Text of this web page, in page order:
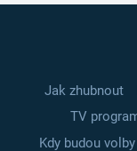
Jak zhubnout
TV
Kdy budou volby